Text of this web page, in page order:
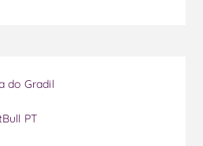
do Gradil
PT